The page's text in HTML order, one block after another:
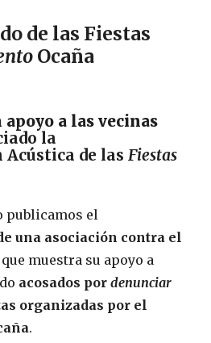
de las Fiestas
Ocaña
a las vecinas
la
de lasFiestas
publicamos el
una asociación contra el
muestra su apoyo a
acosados pordenunciar
organizadas por el
.